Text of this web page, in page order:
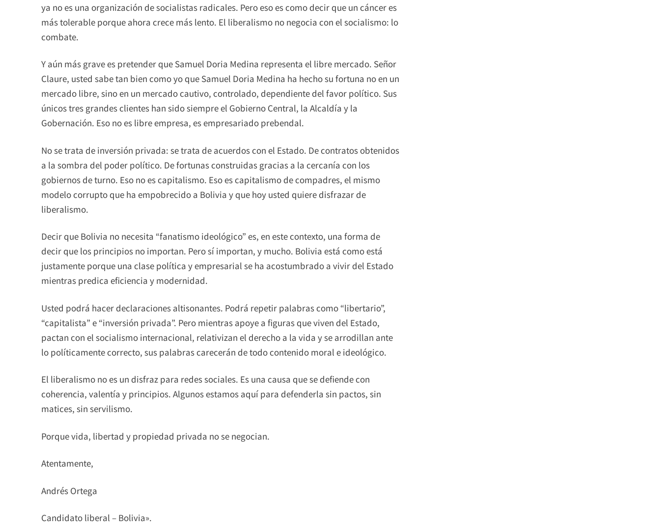
ya no es una organización de socialistas radicales. Pero eso es como decir que un cáncer es
más tolerable porque ahora crece más lento. El liberalismo no negocia con el socialismo: lo
combate.
Y aún más grave es pretender que Samuel Doria Medina representa el libre mercado. Señor
Claure, usted sabe tan bien como yo que Samuel Doria Medina ha hecho su fortuna no en un
mercado libre, sino en un mercado cautivo, controlado, dependiente del favor político. Sus
únicos tres grandes clientes han sido siempre el Gobierno Central, la Alcaldía y la
Gobernación. Eso no es libre empresa, es empresariado prebendal.
No se trata de inversión privada: se trata de acuerdos con el Estado. De contratos obtenidos
a la sombra del poder político. De fortunas construidas gracias a la cercanía con los
gobiernos de turno. Eso no es capitalismo. Eso es capitalismo de compadres, el mismo
modelo corrupto que ha empobrecido a Bolivia y que hoy usted quiere disfrazar de
liberalismo.
Decir que Bolivia no necesita “fanatismo ideológico” es, en este contexto, una forma de
decir que los principios no importan. Pero sí importan, y mucho. Bolivia está como está
justamente porque una clase política y empresarial se ha acostumbrado a vivir del Estado
mientras predica eficiencia y modernidad.
Usted podrá hacer declaraciones altisonantes. Podrá repetir palabras como “libertario”,
“capitalista” e “inversión privada”. Pero mientras apoye a figuras que viven del Estado,
pactan con el socialismo internacional, relativizan el derecho a la vida y se arrodillan ante
lo políticamente correcto, sus palabras carecerán de todo contenido moral e ideológico.
El liberalismo no es un disfraz para redes sociales. Es una causa que se defiende con
coherencia, valentía y principios. Algunos estamos aquí para defenderla sin pactos, sin
matices, sin servilismo.
Porque vida, libertad y propiedad privada no se negocian.
Atentamente,
Andrés Ortega
Candidato liberal – Bolivia».